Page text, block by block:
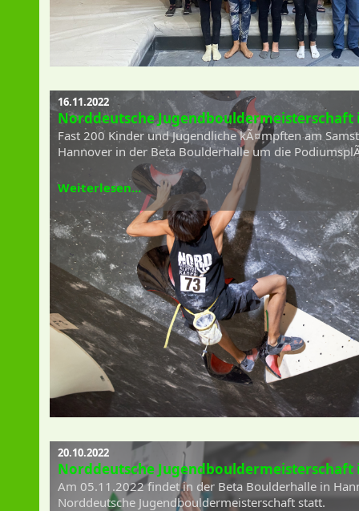
16.11.2022
Norddeutsche Jugendbouldermeisterschaft
Fast 200 Kinder und Jugendliche kÃ¤mpften am
Hannover in der Beta Boulderhalle um die
Weiterlesen...
20.10.2022
Norddeutsche Jugendbouldermeisterschaft
Am 05.11.2022 findet in der Beta Boulderhalle in
Norddeutsche Jugendbouldermeisterschaft statt.